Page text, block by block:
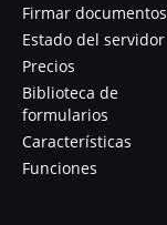
Firmar documentos
Estado del servidor
Precios
Biblioteca de
formularios
Características
Funciones